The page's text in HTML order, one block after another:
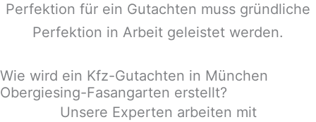
Perfektion für ein Gutachten muss gründliche
Perfektion in Arbeit geleistet werden.
Wie wird ein Kfz-Gutachten in München
Obergiesing-Fasangarten erstellt?
Unsere Experten arbeiten mit